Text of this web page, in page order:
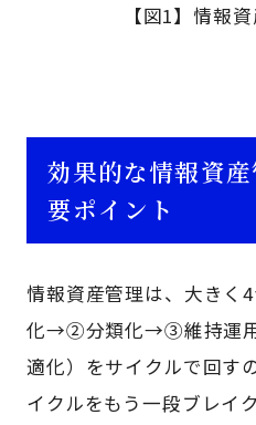
【図1】情報
効果的な情報資
要ポイント
情報資産管理は、大き
化→②分類化→③維持運
適化）をサイクルで回す
イクルをもう一段ブレイ